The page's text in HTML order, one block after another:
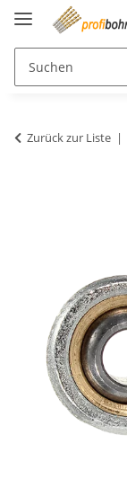
Zurück zur Liste